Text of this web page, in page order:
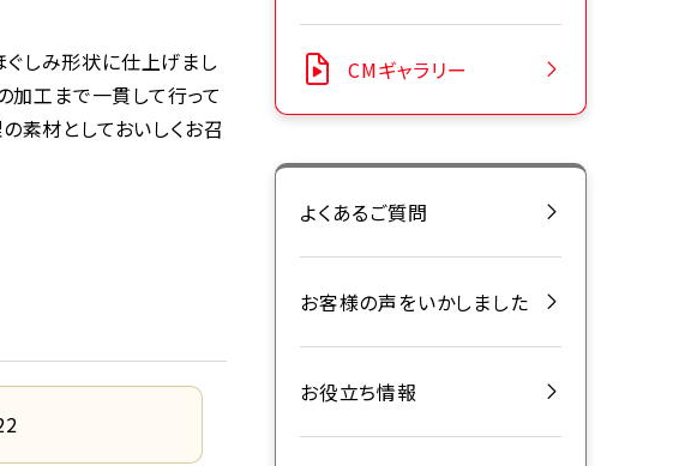
しみ形状に仕上げまし
加工まで一貫して行って
素材としておいしくお召
CMギャラリー
よくあるご質問
お客様の声をいかしました
お役立ち情報